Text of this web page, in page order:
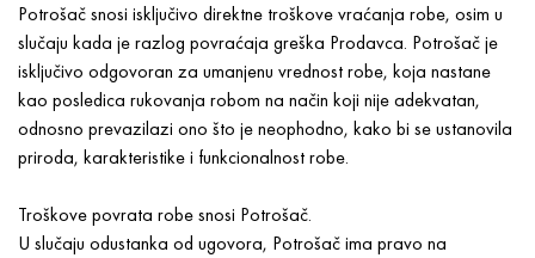
Potrošač snosi isključivo direktne troškove vraćanja robe, osim u
slučaju kada je razlog povraćaja greška Prodavca. Potrošač je
isključivo odgovoran za umanjenu vrednost robe, koja nastane
kao posledica rukovanja robom na način koji nije adekvatan,
odnosno prevazilazi ono što je neophodno, kako bi se ustanovila
priroda, karakteristike i funkcionalnost robe.
Troškove povrata robe snosi Potrošač.
U slučaju odustanka od ugovora, Potrošač ima pravo na